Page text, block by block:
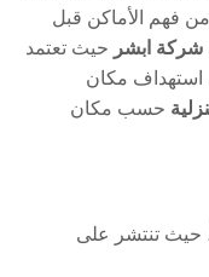
من فهم الأماكن قبل
شركة ابشر حيث تعتمد
مكان
حسب مكان
حيث تنتشر على